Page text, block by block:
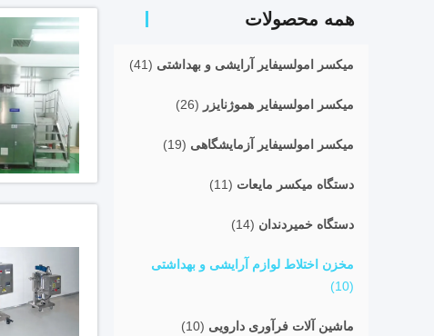
همه محصولات
میکسر امولسیفایر آرایشی و بهداشتی (41)
میکسر امولسیفایر هموژنایزر (26)
میکسر امولسیفایر آزمایشگاهی (19)
دستگاه میکسر مایعات (11)
دستگاه خمیردندان (14)
مخزن اختلاط لوازم آرایشی و بهداشتی
(10)
ماشین آلات فرآوری دارویی (10)